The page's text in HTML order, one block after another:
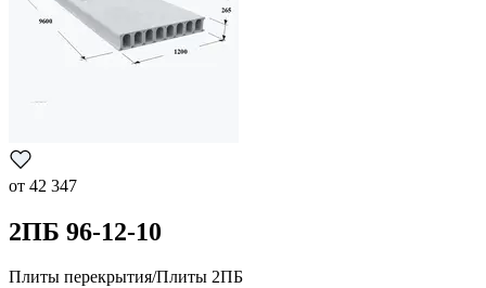
от 42 347
2ПБ 96-12-10
Плиты перекрытия/Плиты 2ПБ